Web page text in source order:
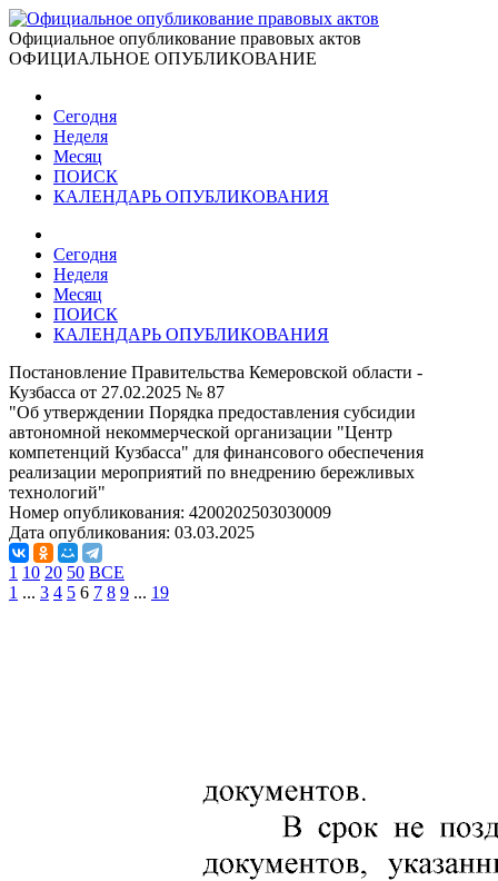
Официальное опубликование правовых актов
ОФИЦИАЛЬНОЕ ОПУБЛИКОВАНИЕ
Сегодня
Неделя
Месяц
ПОИСК
КАЛЕНДАРЬ ОПУБЛИКОВАНИЯ
Сегодня
Неделя
Месяц
ПОИСК
КАЛЕНДАРЬ ОПУБЛИКОВАНИЯ
Постановление Правительства Кемеровской области -
Кузбасса от 27.02.2025 № 87
"Об утверждении Порядка предоставления субсидии
автономной некоммерческой организации "Центр
компетенций Кузбасса" для финансового обеспечения
реализации мероприятий по внедрению бережливых
технологий"
Номер опубликования: 4200202503030009
Дата опубликования: 03.03.2025
1 10 20 50 ВСЕ
1 ... 3 4 5 6 7 8 9 ... 19